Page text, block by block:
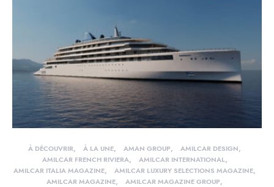
À DÉCOUVRIR À LA UNE AMAN GROUP
AMILCAR DESIGN
AMILCAR FRENCH RIVIERA
AMILCAR INTERNATIONAL
AMILCAR ITALIA MAGAZINE
AMILCAR LUXURY SELECTIONS MAGAZINE
AMILCAR MAGAZINE
AMILCAR MAGAZINE GROUP